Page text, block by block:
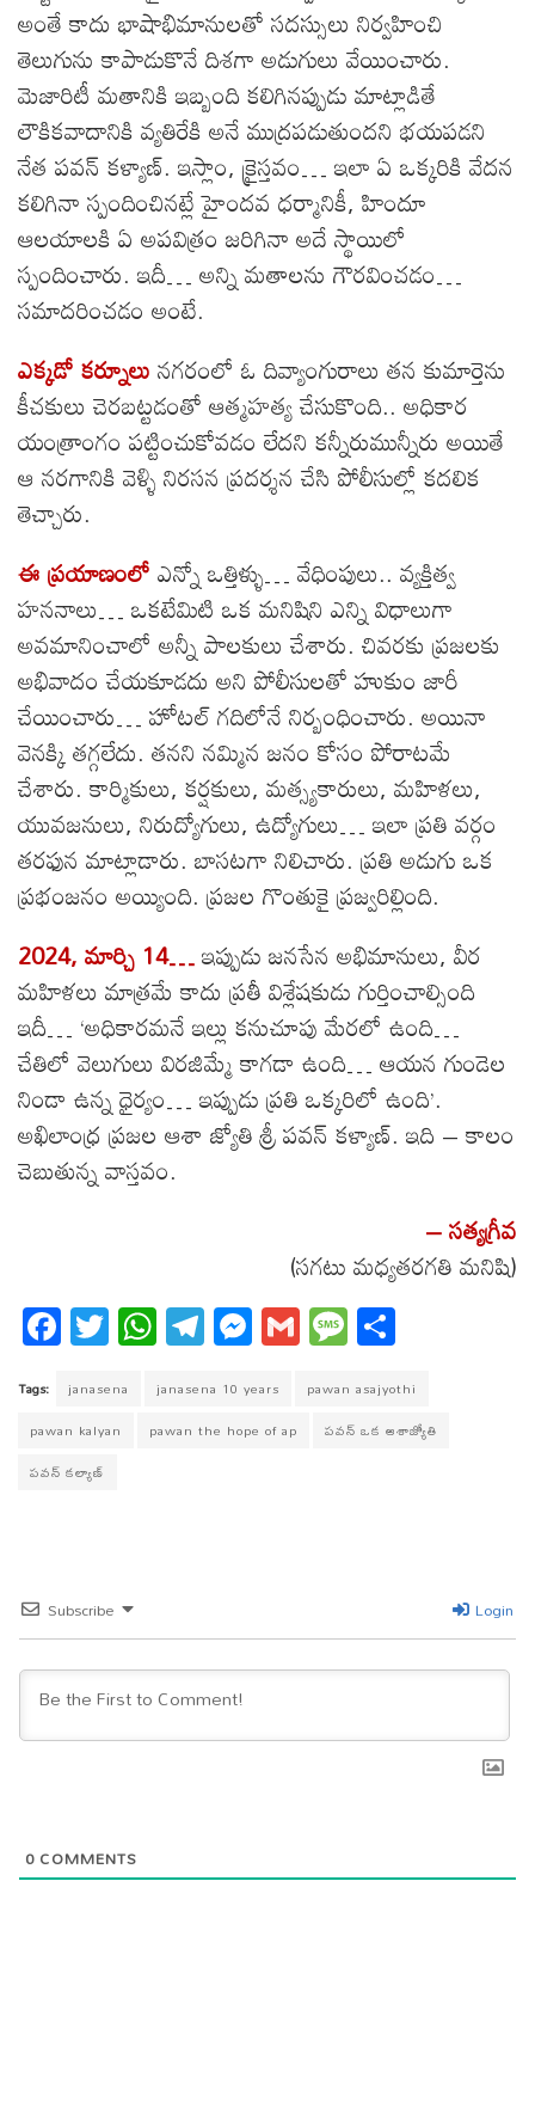
అంతే కాదు భాషాభిమానులతో సదస్సులు నిర్వహించి
తెలుగును కాపాడుకొనే దిశగా అడుగులు వేయించారు.
మెజారిటీ మతానికి ఇబ్బంది కలిగినప్పుడు మాట్లాడితే
లౌకికవాదానికి వ్యతిరేకి అనే ముద్రపడుతుందని భయపడని
నేత పవన్ కళ్యాణ్. ఇస్లాం, క్రైస్తవం… ఇలా ఏ ఒక్కరికి వేదన
కలిగినా స్పందించినట్లే హైందవ ధర్మానికీ, హిందూ
ఆలయాలకి ఏ అపవిత్రం జరిగినా అదే స్థాయిలో
స్పందించారు. ఇదీ… అన్ని మతాలను గౌరవించడం…
సమాదరించడం అంటే.
ఎక్కడో కర్నూలునగరంలో ఓ దివ్యాంగురాలు తన కుమార్తెను
కీచకులు చెరబట్టడంతో ఆత్మహత్య చేసుకొంది.. అధికార
యంత్రాంగం పట్టించుకోవడం లేదని కన్నీరుమున్నీరు అయితే
ఆ నరగానికి వెళ్ళి నిరసన ప్రదర్శన చేసి పోలీసుల్లో కదలిక
తెచ్చారు.
ఈ ప్రయాణంలోఎన్నో ఒత్తిళ్ళు… వేధింపులు.. వ్యక్తిత్వ
హననాలు… ఒకటేమిటి ఒక మనిషిని ఎన్ని విధాలుగా
అవమానించాలో అన్నీ పాలకులు చేశారు. చివరకు ప్రజలకు
అభివాదం చేయకూడదు అని పోలీసులతో హుకుం జారీ
చేయించారు… హోటల్ గదిలోనే నిర్బంధించారు. అయినా
వెనక్కి తగ్గలేదు. తనని నమ్మిన జనం కోసం పోరాటమే
చేశారు. కార్మికులు, కర్షకులు, మత్స్యకారులు, మహిళలు,
యువజనులు, నిరుద్యోగులు, ఉద్యోగులు… ఇలా ప్రతి వర్గం
తరఫున మాట్లాడారు. బాసటగా నిలిచారు. ప్రతి అడుగు ఒక
ప్రభంజనం అయ్యింది. ప్రజల గొంతుకై ప్రజ్వరిల్లింది.
2024, మార్చి 14…ఇప్పుడు జనసేన అభిమానులు, వీర
మహిళలు మాత్రమే కాదు ప్రతీ విశ్లేషకుడు గుర్తించాల్సింది
ఇదీ… ‘అధికారమనే ఇల్లు కనుచూపు మేరలో ఉంది…
చేతిలో వెలుగులు విరజిమ్మే కాగడా ఉంది… ఆయన గుండెల
నిండా ఉన్న ధైర్యం… ఇప్పుడు ప్రతి ఒక్కరిలో ఉంది’.
అఖిలాంధ్ర ప్రజల ఆశా జ్యోతి శ్రీ పవన్ కళ్యాణ్. ఇది – కాలం
చెబుతున్న వాస్తవం.
– సత్యగ్రీవ
(సగటు మధ్యతరగతి మనిషి)
Fa
ce
bo
ok
T
wi
tt
er
W
ha
ts
A
T
el
eg
ra
M
es
se
ng
G
m
ail
M
es
sa
ge
re
Tags: janasena janasena 10 years
pawan asajyothi
pawan kalyan
pawan the hope of ap
పవన్ ఒక ఆశాజ్యోతి
పవన్ కల్యాణ్
Subscribe Login
0COMMENTS